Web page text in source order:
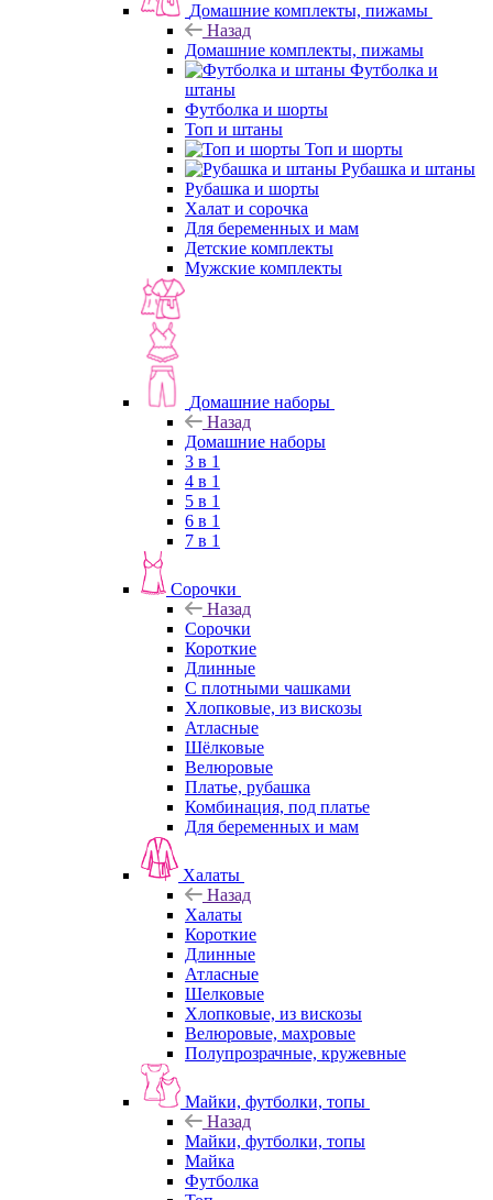
Домашние комплекты, пижамы
Назад
Домашние комплекты, пижамы
Футболка и
штаны
Футболка и шорты
Топ и штаны
Топ и шорты
Рубашка и штаны
Рубашка и шорты
Халат и сорочка
Для беременных и мам
Детские комплекты
Мужские комплекты
Домашние наборы
Назад
Домашние наборы
3 в 1
4 в 1
5 в 1
6 в 1
7 в 1
Сорочки
Назад
Сорочки
Короткие
Длинные
С плотными чашками
Хлопковые, из вискозы
Атласные
Шёлковые
Велюровые
Платье, рубашка
Комбинация, под платье
Для беременных и мам
Халаты
Назад
Халаты
Короткие
Длинные
Атласные
Шелковые
Хлопковые, из вискозы
Велюровые, махровые
Полупрозрачные, кружевные
Майки, футболки, топы
Назад
Майки, футболки, топы
Майка
Футболка